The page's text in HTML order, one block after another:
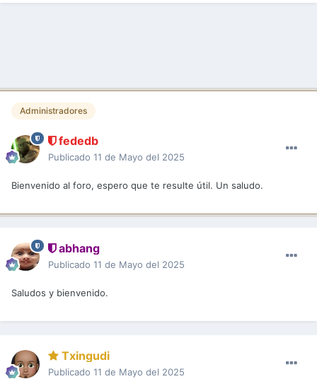
Administradores
fededb
Publicado 11 de Mayo del 2025
Bienvenido al foro, espero que te resulte útil. Un saludo.
abhang
Publicado 11 de Mayo del 2025
Saludos y bienvenido.
Txingudi
Publicado 11 de Mayo del 2025